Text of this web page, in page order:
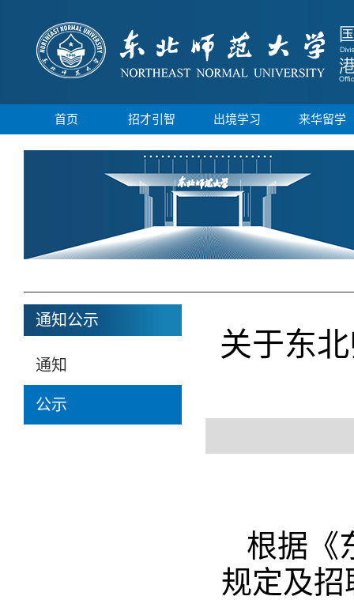
首页 招才引智 出境学习 来华留学
通知公示
通知
公示
关于东
根据《
规定及